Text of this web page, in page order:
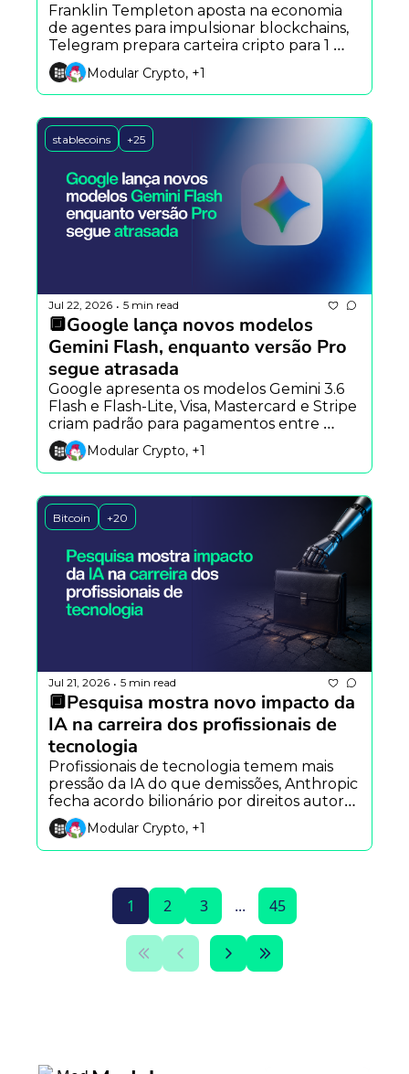
Franklin Templeton aposta na economia
de agentes para impulsionar blockchains,
Telegram prepara carteira cripto para 1
bilhão de usuários e IA redefine a
cibersegurança.
Modular Crypto, +1
stablecoins +25
Jul 22, 2026 • 5 min read
🔲Google lança novos modelos
Gemini Flash, enquanto versão Pro
segue atrasada
Google apresenta os modelos Gemini 3.6
Flash e Flash-Lite, Visa, Mastercard e Stripe
criam padrão para pagamentos entre
agentes de IA, e Block lança plataforma
aberta para colaboração com agentes.
Modular Crypto, +1
Bitcoin +20
Jul 21, 2026 • 5 min read
🔲Pesquisa mostra novo impacto da
IA na carreira dos profissionais de
tecnologia
Profissionais de tecnologia temem mais
pressão da IA do que demissões, Anthropic
fecha acordo bilionário por direitos autorais
e Robinhood libera agentes de IA para
investimentos.
Modular Crypto, +1
1 2 3 ... 45